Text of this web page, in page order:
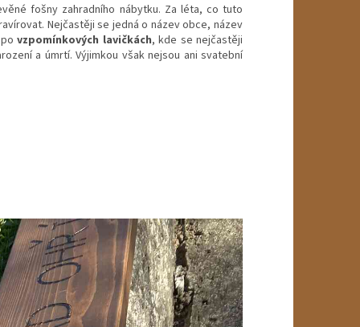
fošny zahradního nábytku. Za léta, co tuto
Nejčastěji se jedná o název obce, název
povzpomínkových lavičkách, kde se nejčastěji
a úmrtí. Výjimkou však nejsou ani svatební